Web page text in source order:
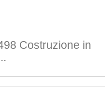
Costruzione in